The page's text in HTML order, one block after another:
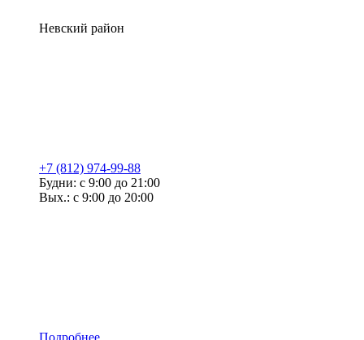
Невский район
+7 (812) 974-99-88
Будни: с 9:00 до 21:00
Вых.: с 9:00 до 20:00
Подробнее